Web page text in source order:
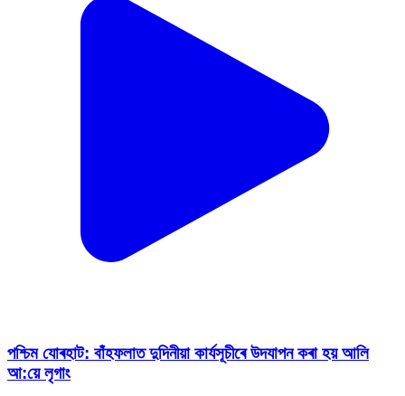
পশ্চিম যোৰহাট: বাঁহফলাত দুদিনীয়া কাৰ্যসূচীৰে উদযাপন কৰা হয় আলি
আ:য়ে লৃগাং